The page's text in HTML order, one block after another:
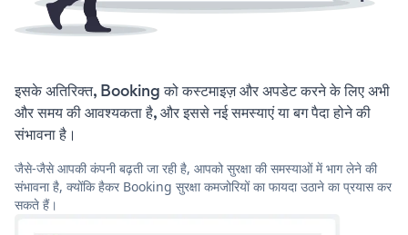
इसके अतिरिक्त, Booking को कस्टमाइज़ और अपडेट करने के लिए अभी
और समय की आवश्यकता है, और इससे नई समस्याएं या बग पैदा होने की
संभावना है।
जैसे-जैसे आपकी कंपनी बढ़ती जा रही है, आपको सुरक्षा की समस्याओं में भाग लेने की
संभावना है, क्योंकि हैकर Booking सुरक्षा कमजोरियों का फायदा उठाने का प्रयास कर
सकते हैं।